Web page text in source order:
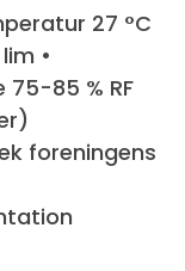
27 °C
•
85 % RF
foreningens